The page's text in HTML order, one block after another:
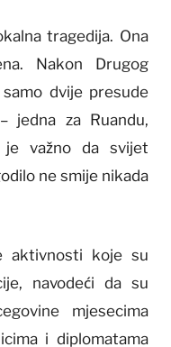
tragedija. Ona
Nakon Drugog
dvije presude
jedna za Ruandu,
je važno da svijet
ne smije nikada
aktivnosti koje su
navodeći da su
mjesecima
i diplomatama